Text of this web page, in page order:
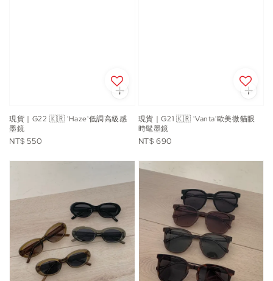
現貨｜G22 🇰🇷 'Haze'低調高級感
墨鏡
Regular
NT$ 550
現貨｜G21 🇰🇷 'Vanta'歐美微貓眼
時髦墨鏡
Regular
NT$ 690